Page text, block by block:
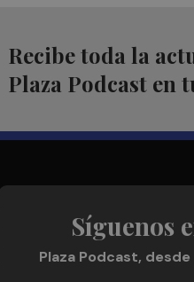
Recibe toda la
Plaza Podcast en
Síguenos
Plaza Podcast,